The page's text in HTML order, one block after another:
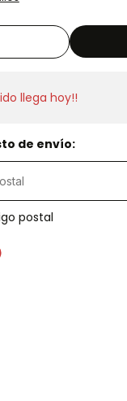
llega hoy!!
de envío:
postal